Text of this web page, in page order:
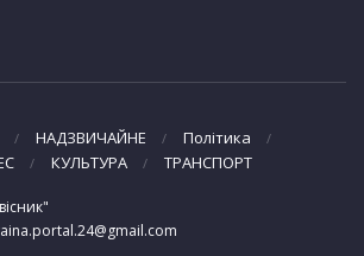
НАДЗВИЧАЙНЕ
Політика
КУЛЬТУРА ТРАНСПОРТ